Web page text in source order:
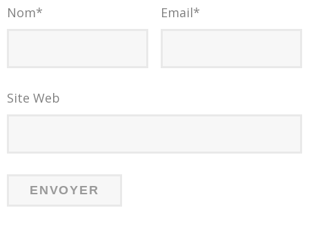
Nom* Email*
Site Web